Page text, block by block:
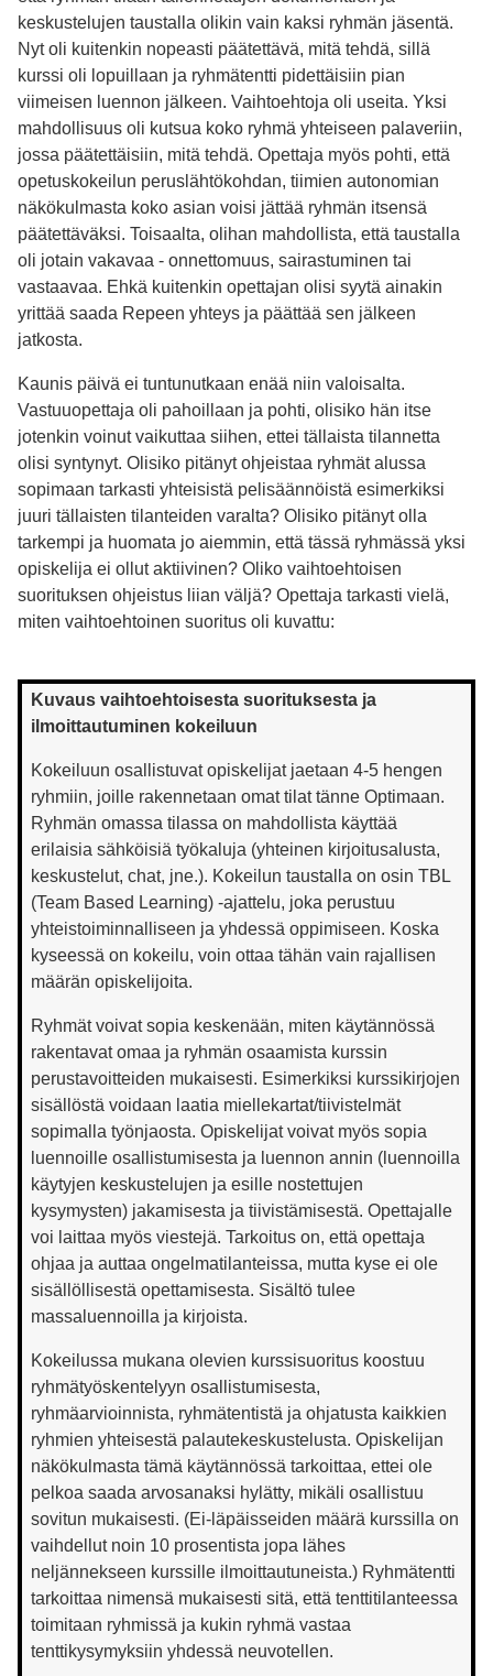
keskustelujen taustalla olikin vain kaksi ryhmän jäsentä.
Nyt oli kuitenkin nopeasti päätettävä, mitä tehdä, sillä
kurssi oli lopuillaan ja ryhmätentti pidettäisiin pian
viimeisen luennon jälkeen. Vaihtoehtoja oli useita. Yksi
mahdollisuus oli kutsua koko ryhmä yhteiseen palaveriin,
jossa päätettäisiin, mitä tehdä. Opettaja myös pohti, että
opetuskokeilun peruslähtökohdan, tiimien autonomian
näkökulmasta koko asian voisi jättää ryhmän itsensä
päätettäväksi. Toisaalta, olihan mahdollista, että taustalla
oli jotain vakavaa - onnettomuus, sairastuminen tai
vastaavaa. Ehkä kuitenkin opettajan olisi syytä ainakin
yrittää saada Repeen yhteys ja päättää sen jälkeen
jatkosta.
Kaunis päivä ei tuntunutkaan enää niin valoisalta.
Vastuuopettaja oli pahoillaan ja pohti, olisiko hän itse
jotenkin voinut vaikuttaa siihen, ettei tällaista tilannetta
olisi syntynyt. Olisiko pitänyt ohjeistaa ryhmät alussa
sopimaan tarkasti yhteisistä pelisäännöistä esimerkiksi
juuri tällaisten tilanteiden varalta? Olisiko pitänyt olla
tarkempi ja huomata jo aiemmin, että tässä ryhmässä yksi
opiskelija ei ollut aktiivinen? Oliko vaihtoehtoisen
suorituksen ohjeistus liian väljä? Opettaja tarkasti vielä,
miten vaihtoehtoinen suoritus oli kuvattu:
Kuvaus vaihtoehtoisesta suorituksesta ja
ilmoittautuminen kokeiluun
Kokeiluun osallistuvat opiskelijat jaetaan 4-5 hengen
ryhmiin, joille rakennetaan omat tilat tänne Optimaan.
Ryhmän omassa tilassa on mahdollista käyttää
erilaisia sähköisiä työkaluja (yhteinen kirjoitusalusta,
keskustelut, chat, jne.). Kokeilun taustalla on osin TBL
(Team Based Learning) -ajattelu, joka perustuu
yhteistoiminnalliseen ja yhdessä oppimiseen. Koska
kyseessä on kokeilu, voin ottaa tähän vain rajallisen
määrän opiskelijoita.
Ryhmät voivat sopia keskenään, miten käytännössä
rakentavat omaa ja ryhmän osaamista kurssin
perustavoitteiden mukaisesti. Esimerkiksi kurssikirjojen
sisällöstä voidaan laatia miellekartat/tiivistelmät
sopimalla työnjaosta. Opiskelijat voivat myös sopia
luennoille osallistumisesta ja luennon annin (luennoilla
käytyjen keskustelujen ja esille nostettujen
kysymysten) jakamisesta ja tiivistämisestä. Opettajalle
voi laittaa myös viestejä. Tarkoitus on, että opettaja
ohjaa ja auttaa ongelmatilanteissa, mutta kyse ei ole
sisällöllisestä opettamisesta. Sisältö tulee
massaluennoilla ja kirjoista.
Kokeilussa mukana olevien kurssisuoritus koostuu
ryhmätyöskentelyyn osallistumisesta,
ryhmäarvioinnista, ryhmätentistä ja ohjatusta kaikkien
ryhmien yhteisestä palautekeskustelusta. Opiskelijan
näkökulmasta tämä käytännössä tarkoittaa, ettei ole
pelkoa saada arvosanaksi hylätty, mikäli osallistuu
sovitun mukaisesti. (Ei-läpäisseiden määrä kurssilla on
vaihdellut noin 10 prosentista jopa lähes
neljännekseen kurssille ilmoittautuneista.) Ryhmätentti
tarkoittaa nimensä mukaisesti sitä, että tenttitilanteessa
toimitaan ryhmissä ja kukin ryhmä vastaa
tenttikysymyksiin yhdessä neuvotellen.